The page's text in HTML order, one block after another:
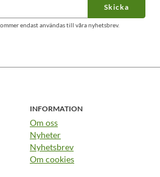
Skicka
endast användas till våra nyhetsbrev.
INFORMATION
Om oss
Nyheter
Nyhetsbrev
Om cookies